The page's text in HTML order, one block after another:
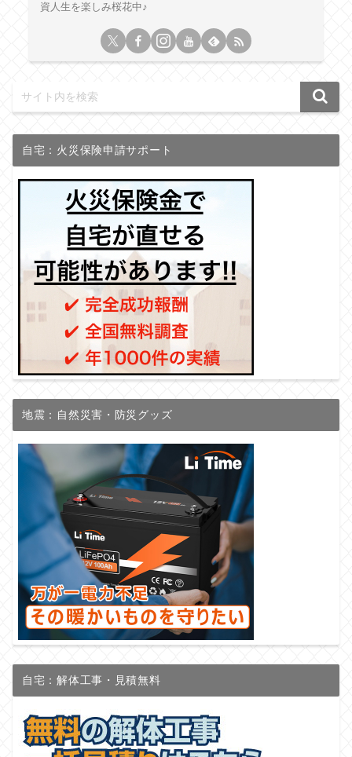
資人生を楽しみ桜花中♪
自宅：火災保険申請サポート
地震：自然災害・防災グッズ
自宅：解体工事・見積無料